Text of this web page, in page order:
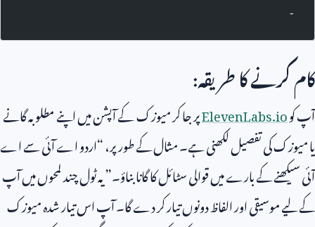
-
کام کرنے کا طریقہ:
آپ کوElevenLabs.ioپر جا کر میوزک کے آپشن میں اپنے مطلوبہ گانے
یا میوزک کی تفصیل لکھنی ہے۔ مثال کے طور پر، “اردو اے آئی سے اے
آئی سیکھنے کے بارے میں قوالی سٹائل کا گانا بناؤ۔” یہ ٹول چند لمحوں میں آپ
کے لیے موسیقی اور الفاظ دونوں تیار کر دے گا۔ آپ اس تیار شدہ میوزک